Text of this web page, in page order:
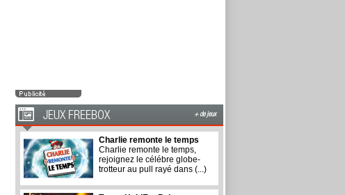
JEUX FREEBOX + de jeux
Charlie remonte le temps
Charlie remonte le temps,
rejoignez le célébre globe-
trotteur au pull rayé dans (...)